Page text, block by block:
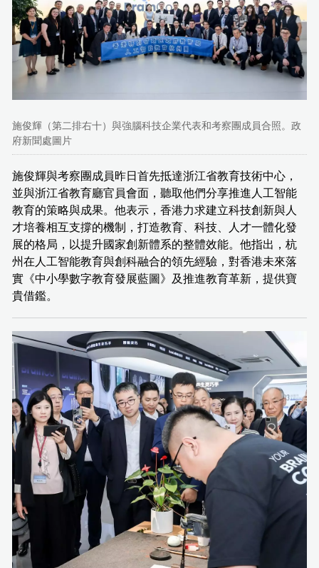
施俊輝（第二排右十）與強腦科技企業代表和考察團成員合照。政
府新聞處圖片
施俊輝與考察團成員昨日首先抵達浙江省教育技術中心，
並與浙江省教育廳官員會面，聽取他們分享推進人工智能
教育的策略與成果。他表示，香港力求建立科技創新與人
才培養相互支撐的機制，打造教育、科技、人才一體化發
展的格局，以提升國家創新體系的整體效能。他指出，杭
州在人工智能教育與創科融合的領先經驗，對香港未來落
實《中小學數字教育發展藍圖》及推進教育革新，提供寶
貴借鑑。